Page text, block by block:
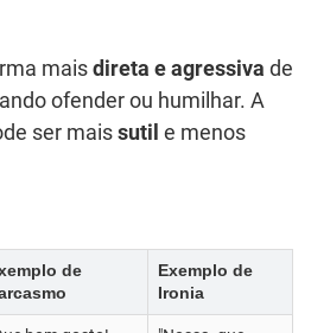
mais direta e agressiva de
ofender ou humilhar. A
ser mais sutil e menos
de
Exemplo de
Ironia